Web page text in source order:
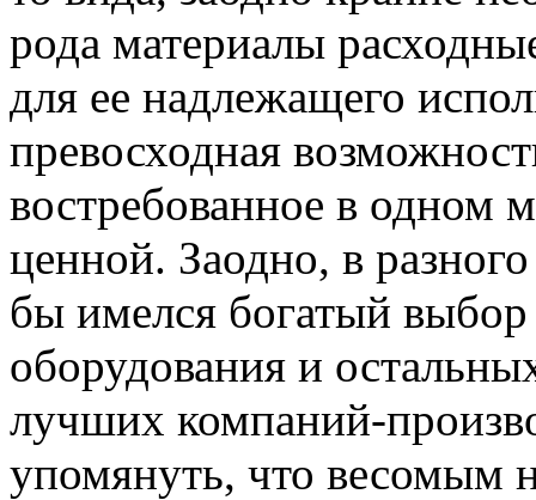
рода материалы
для ее надлежащего
превосходная
востребованное в одном
ценной. Заодно, в
бы имелся богатый
оборудования и
лучших компаний-
упомянуть, что весомым